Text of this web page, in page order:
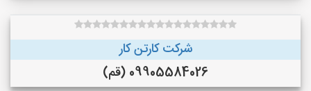
شرکت کارتن کار
09905584026 (قم)